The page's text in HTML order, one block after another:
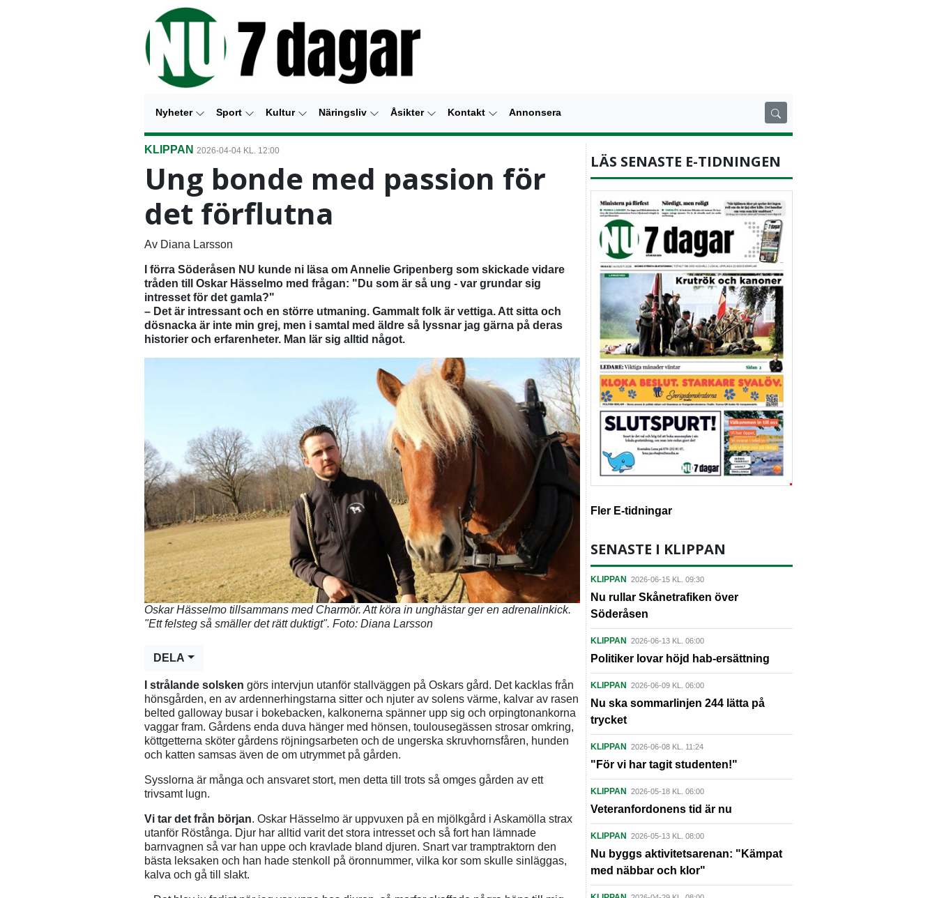
Nyheter Sport Kultur Näringsliv Åsikter Kontakt Annonsera
KLIPPAN 2026-04-04 KL. 12:00
Ung bonde med passion för
det förflutna
Av Diana Larsson
I förra Söderåsen NU kunde ni läsa om Annelie Gripenberg som skickade vidare
tråden till Oskar Hässelmo med frågan: "Du som är så ung - var grundar sig
intresset för det gamla?"
– Det är intressant och en större utmaning. Gammalt folk är vettiga. Att sitta och
dösnacka är inte min grej, men i samtal med äldre så lyssnar jag gärna på deras
historier och erfarenheter. Man lär sig alltid något.
Oskar Hässelmo tillsammans med Charmör. Att köra in unghästar ger en adrenalinkick.
"Ett felsteg så smäller det rätt duktigt". Foto: Diana Larsson
DELA
I strålande solsken görs intervjun utanför stallväggen på Oskars gård. Det kacklas från
hönsgården, en av ardennerhingstarna sitter och njuter av solens värme, kalvar av rasen
belted galloway busar i bokebacken, kalkonerna spänner upp sig och orpingtonankorna
vaggar fram. Gårdens enda duva hänger med hönsen, toulousegässen strosar omkring,
köttgetterna sköter gårdens röjningsarbeten och de ungerska skruvhornsfåren, hunden
och katten samsas även de om utrymmet på gården.
Sysslorna är många och ansvaret stort, men detta till trots så omges gården av ett
trivsamt lugn.
Vi tar det från början. Oskar Hässelmo är uppvuxen på en mjölkgård i Askamölla strax
utanför Röstånga. Djur har alltid varit det stora intresset och så fort han lämnade
barnvagnen så var han uppe och kravlade bland djuren. Snart var tramptraktorn den
bästa leksaken och han hade stenkoll på öronnummer, vilka kor som skulle sinläggas,
kalva och gå till slakt.
LÄS SENASTE E-TIDNINGEN
Fler E-tidningar
SENASTE I KLIPPAN
KLIPPAN 2026-06-15 KL. 09:30
Nu rullar Skånetrafiken över
Söderåsen
KLIPPAN 2026-06-13 KL. 06:00
Politiker lovar höjd hab-ersättning
KLIPPAN 2026-06-09 KL. 06:00
Nu ska sommarlinjen 244 lätta på
trycket
KLIPPAN 2026-06-08 KL. 11:24
"För vi har tagit studenten!"
KLIPPAN 2026-05-18 KL. 06:00
Veteranfordonens tid är nu
KLIPPAN 2026-05-13 KL. 08:00
Nu byggs aktivitetsarenan: "Kämpat
med näbbar och klor"